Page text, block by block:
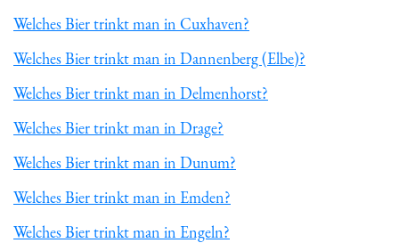
Welches Bier trinkt man in Cuxhaven?
Welches Bier trinkt man in Dannenberg (Elbe)?
Welches Bier trinkt man in Delmenhorst?
Welches Bier trinkt man in Drage?
Welches Bier trinkt man in Dunum?
Welches Bier trinkt man in Emden?
Welches Bier trinkt man in Engeln?